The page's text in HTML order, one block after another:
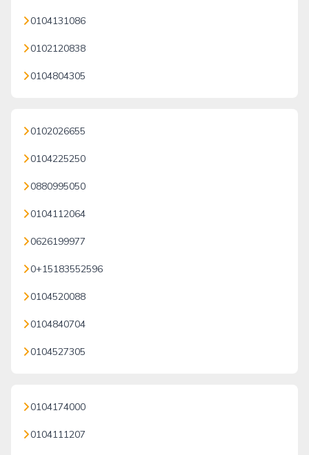
0104131086
0102120838
0104804305
0102026655
0104225250
0880995050
0104112064
0626199977
0+15183552596
0104520088
0104840704
0104527305
0104174000
0104111207